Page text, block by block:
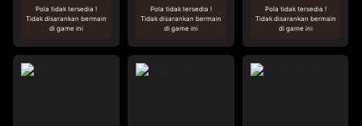
Pola tidak tersedia !
Tidak disarankan bermain
di game ini
Pola tidak tersedia !
Tidak disarankan bermain
di game ini
Pola tidak tersedia !
Tidak disarankan bermain
di game ini